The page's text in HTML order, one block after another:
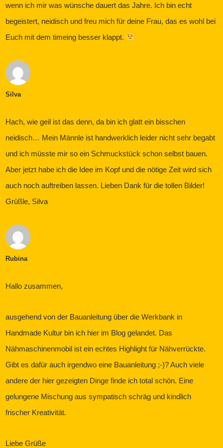
wenn ich mir was wünsche dauert das Jahre. Ich bin echt
begeistert, neidisch und freu mich für deine Frau, das es wohl bei
Euch mit dem timeing besser klappt.
Silva
Hach, wie geil ist das denn, da bin ich glatt ein bisschen
neidisch… Mein Männle ist handwerklich leider nicht sehr begabt
und ich müsste mir so ein Schmuckstück schon selbst bauen.
Aber jetzt habe ich die Idee im Kopf und die nötige Zeit wird sich
auch noch auftreiben lassen. Lieben Dank für die tollen Bilder!
Grüßle, Silva
Rubina
Hallo zusammen,
ausgehend von der Bauanleitung über die Werkbank in
Handmade Kultur bin ich hier im Blog gelandet. Das
Nähmaschinenmobil ist ein echtes Highlight für Nähverrückte.
Gibt es dafür auch irgendwo eine Bauanleitung ;-)? Auch viele
andere der hier gezeigten Dinge finde ich total schön. Eine
gelungene Mischung aus sympatisch schräg und kindlich
frischer Kreativität.
Liebe Grüße